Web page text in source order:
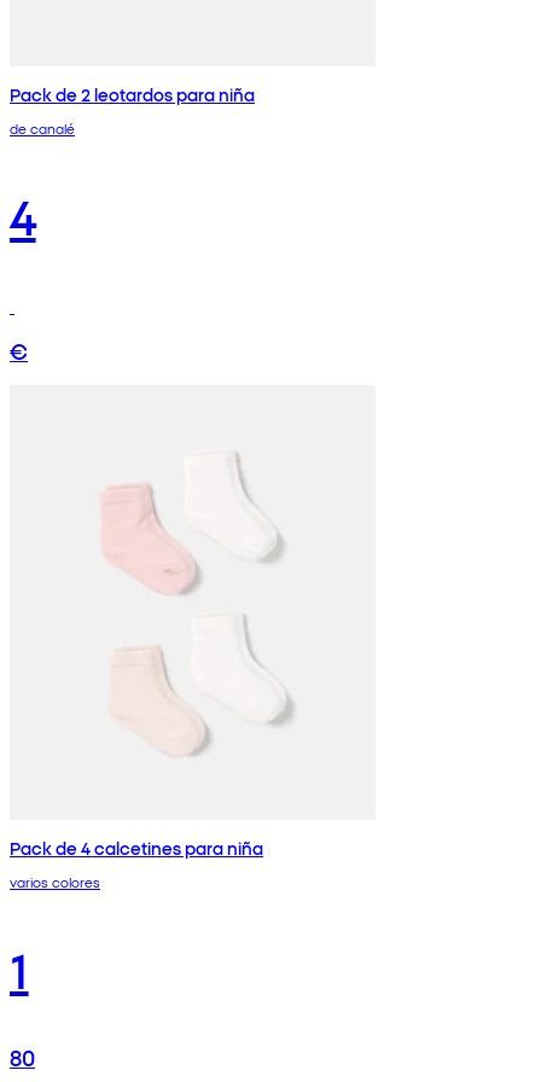
Pack de 2 leotardos para niña
de canalé
4
€
Pack de 4 calcetines para niña
varios colores
1
80